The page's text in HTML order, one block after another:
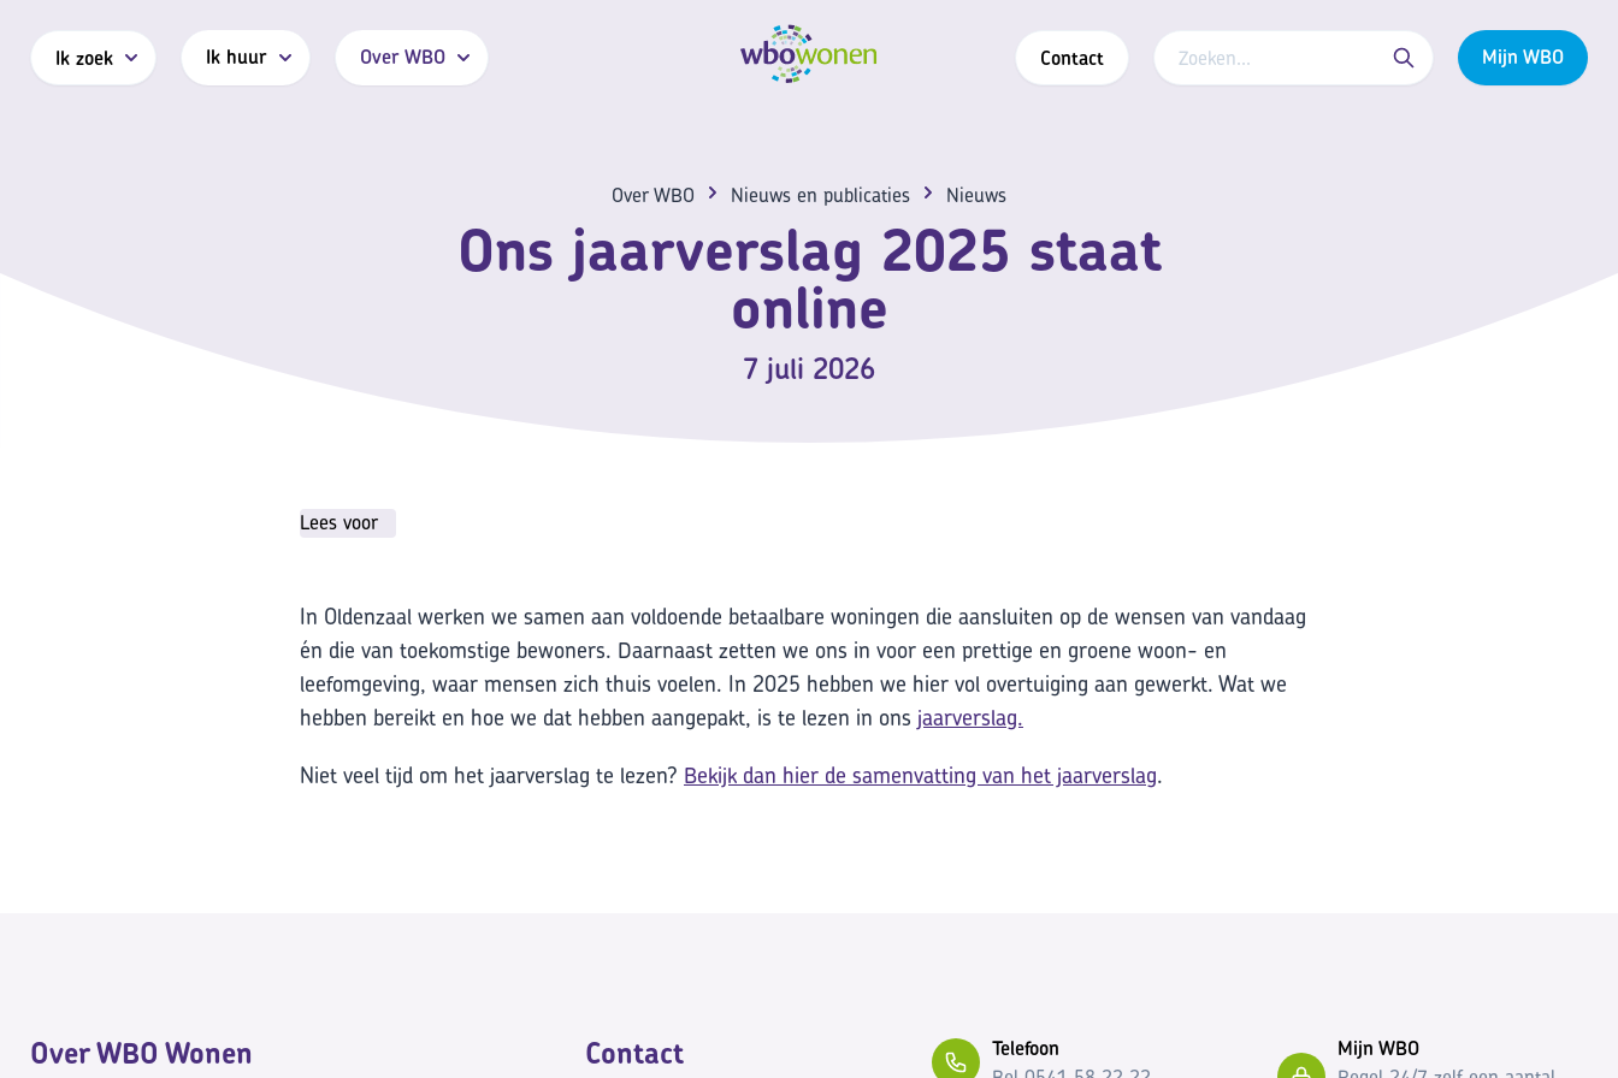
Ik zoek Ik huur Over WBO Contact Mijn WBO
Over WBO Nieuws en publicaties Nieuws
Ons jaarverslag 2025 staat
online
7 juli 2026
Lees voor
In Oldenzaal werken we samen aan voldoende betaalbare woningen die aansluiten op de wensen van vandaag
én die van toekomstige bewoners. Daarnaast zetten we ons in voor een prettige en groene woon- en
leefomgeving, waar mensen zich thuis voelen. In 2025 hebben we hier vol overtuiging aan gewerkt. Wat we
hebben bereikt en hoe we dat hebben aangepakt, is te lezen in ons jaarverslag.
Niet veel tijd om het jaarverslag te lezen? Bekijk dan hier de samenvatting van het jaarverslag.
Over WBO Wonen Contact
Telefoon
Mijn WBO